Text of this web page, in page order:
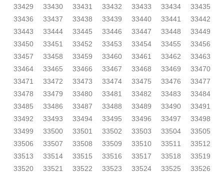
33429 33430 33431 33432 33433 33434
33435
33436
33437 33438 33439 33440 33441
33442
33443
33444 33445 33446 33447 33448
33449
33450
33451 33452 33453 33454 33455
33456
33457
33458 33459 33460 33461 33462
33463
33464
33465 33466 33467 33468 33469
33470
33471
33472 33473 33474 33475 33476
33477
33478
33479 33480 33481 33482 33483
33484
33485
33486 33487 33488 33489 33490
33491
33492
33493 33494 33495 33496 33497
33498
33499
33500 33501 33502 33503 33504
33505
33506
33507 33508 33509 33510 33511
33512
33513
33514 33515 33516 33517 33518
33519
33520
33521 33522 33523 33524 33525
33526